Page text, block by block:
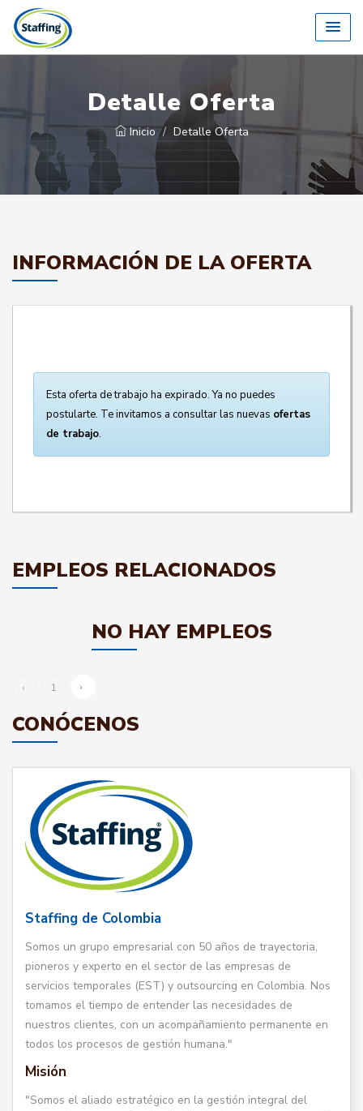
Detalle Oferta
Inicio Detalle Oferta
INFORMACIÓN DE LA OFERTA
Esta oferta de trabajo ha expirado. Ya no puedes
postularte. Te invitamos a consultar las nuevas ofertas
de trabajo.
EMPLEOS RELACIONADOS
NO HAY EMPLEOS
‹ 1 ›
CONÓCENOS
Staffing de Colombia
Somos un grupo empresarial con 50 años de trayectoria,
pioneros y experto en el sector de las empresas de
servicios temporales (EST) y outsourcing en Colombia. Nos
tomamos el tiempo de entender las necesidades de
nuestros clientes, con un acompañamiento permanente en
todos los procesos de gestión humana."
Misión
"Somos el aliado estratégico en la gestión integral del